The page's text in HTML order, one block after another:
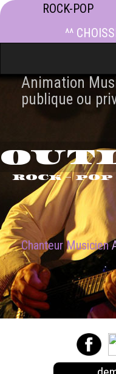
ROCK-POP
^^
Animation
publique ou
ROCK -
Chanteur Musicien